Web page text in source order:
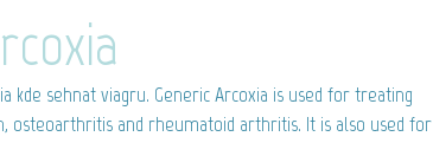
kde sehnat viagru. Generic Arcoxia is used for treating
osteoarthritis and rheumatoid arthritis. It is also used for